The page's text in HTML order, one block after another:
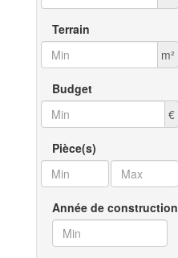
Terrain
m²
Budget
€
Pièce(s)
Année de construction